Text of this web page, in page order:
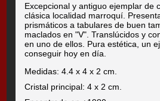
Excepcional y antiguo ejemplar de
clásica localidad marroquí.
prismáticos a tabulares de buen
maclados en "V". Translúcidos y
en uno de ellos. Pura estética, un
conseguir hoy en día.
Medidas: 4.4 x 4 x 2 cm.
Cristal principal: 4 x 2 cm.